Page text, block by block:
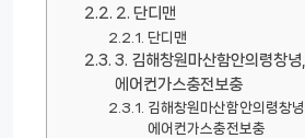
2. 단디맨
단디맨
3. 김해창원마산함안의령창
에어컨가스충전보충
김해창원마산함안의령창
에어컨가스충전보충